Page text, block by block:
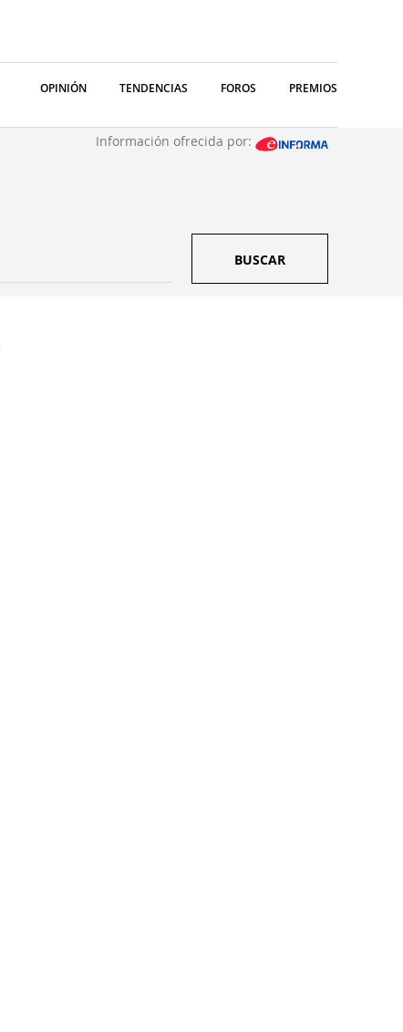
OPINIÓN TENDENCIAS FOROS PREMIOS
Información ofrecida por:
BUSCAR